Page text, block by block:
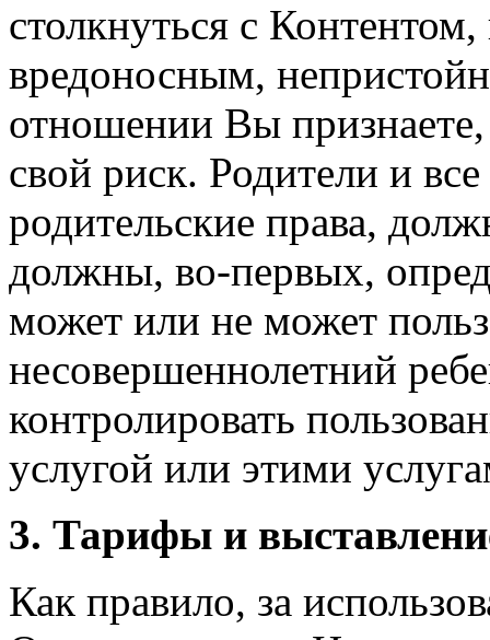
столкнуться с
вредоносным,
отношении Вы
свой риск. Родители и
родительские права,
должны, во-первых,
может или не может
несовершеннолетний
контролировать
услугой или этими
3. Тарифы и
Как правило, за